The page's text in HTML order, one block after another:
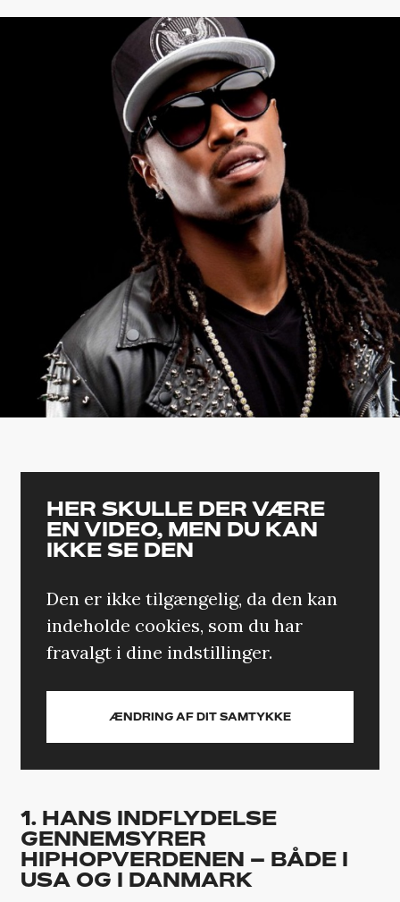
HER SKULLE DER VÆRE
EN VIDEO, MEN DU KAN
IKKE SE DEN
Den er ikke tilgængelig, da den kan
indeholde cookies, som du har
fravalgt i dine indstillinger.
ÆNDRING AF DIT SAMTYKKE
1. HANS INDFLYDELSE
GENNEMSYRER
HIPHOPVERDENEN – BÅDE I
USA OG I DANMARK